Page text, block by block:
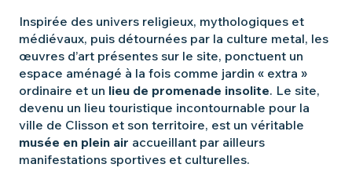
Inspirée des univers religieux, mythologiques et
médiévaux, puis détournées par la culture metal, les
œuvres d’art présentes sur le site, ponctuent un
espace aménagé à la fois comme jardin « extra »
ordinaire et un lieu de promenade insolite. Le site,
devenu un lieu touristique incontournable pour la
ville de Clisson et son territoire, est un véritable
musée en plein air accueillant par ailleurs
manifestations sportives et culturelles.